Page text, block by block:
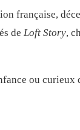
française,
de Loft Story,
ou curieux